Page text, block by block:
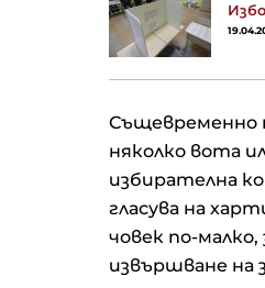
Същевременно
няколко вота
избирателна
гласува на
човек по-
извършване на